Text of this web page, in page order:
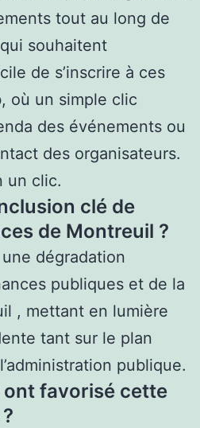
tout au long de
souhaitent
de s’inscrire à ces
où un simple clic
des événements ou
des organisateurs.
un clic.
clé de
de Montreuil ?
dégradation
publiques et de la
, mettant en lumière
tant sur le plan
publique.
ont favorisé cette